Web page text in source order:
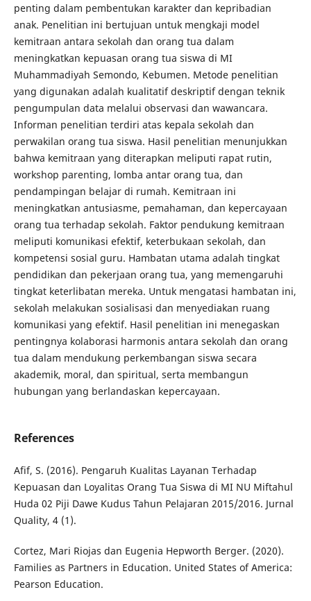
penting dalam pembentukan karakter dan kepribadian
anak. Penelitian ini bertujuan untuk mengkaji model
kemitraan antara sekolah dan orang tua dalam
meningkatkan kepuasan orang tua siswa di MI
Muhammadiyah Semondo, Kebumen. Metode penelitian
yang digunakan adalah kualitatif deskriptif dengan teknik
pengumpulan data melalui observasi dan wawancara.
Informan penelitian terdiri atas kepala sekolah dan
perwakilan orang tua siswa. Hasil penelitian menunjukkan
bahwa kemitraan yang diterapkan meliputi rapat rutin,
workshop parenting, lomba antar orang tua, dan
pendampingan belajar di rumah. Kemitraan ini
meningkatkan antusiasme, pemahaman, dan kepercayaan
orang tua terhadap sekolah. Faktor pendukung kemitraan
meliputi komunikasi efektif, keterbukaan sekolah, dan
kompetensi sosial guru. Hambatan utama adalah tingkat
pendidikan dan pekerjaan orang tua, yang memengaruhi
tingkat keterlibatan mereka. Untuk mengatasi hambatan ini,
sekolah melakukan sosialisasi dan menyediakan ruang
komunikasi yang efektif. Hasil penelitian ini menegaskan
pentingnya kolaborasi harmonis antara sekolah dan orang
tua dalam mendukung perkembangan siswa secara
akademik, moral, dan spiritual, serta membangun
hubungan yang berlandaskan kepercayaan.
References
Afif, S. (2016). Pengaruh Kualitas Layanan Terhadap
Kepuasan dan Loyalitas Orang Tua Siswa di MI NU Miftahul
Huda 02 Piji Dawe Kudus Tahun Pelajaran 2015/2016. Jurnal
Quality, 4 (1).
Cortez, Mari Riojas dan Eugenia Hepworth Berger. (2020).
Families as Partners in Education. United States of America:
Pearson Education.